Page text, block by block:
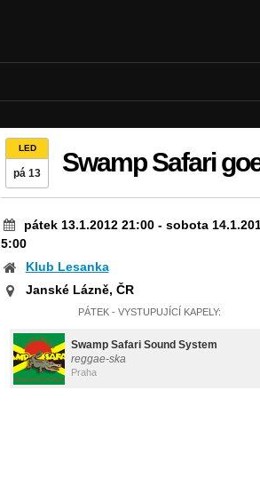
LED
pá 13 Swamp Safari
pátek 13.1.2012 21:00 - sobota
5:00
Klub Lesanka
Janské Lázně, ČR
PÁTEK - VYSTUPUJÍCÍ KAPELY:
Swamp Safari Sound System
reggae-ska
Praha